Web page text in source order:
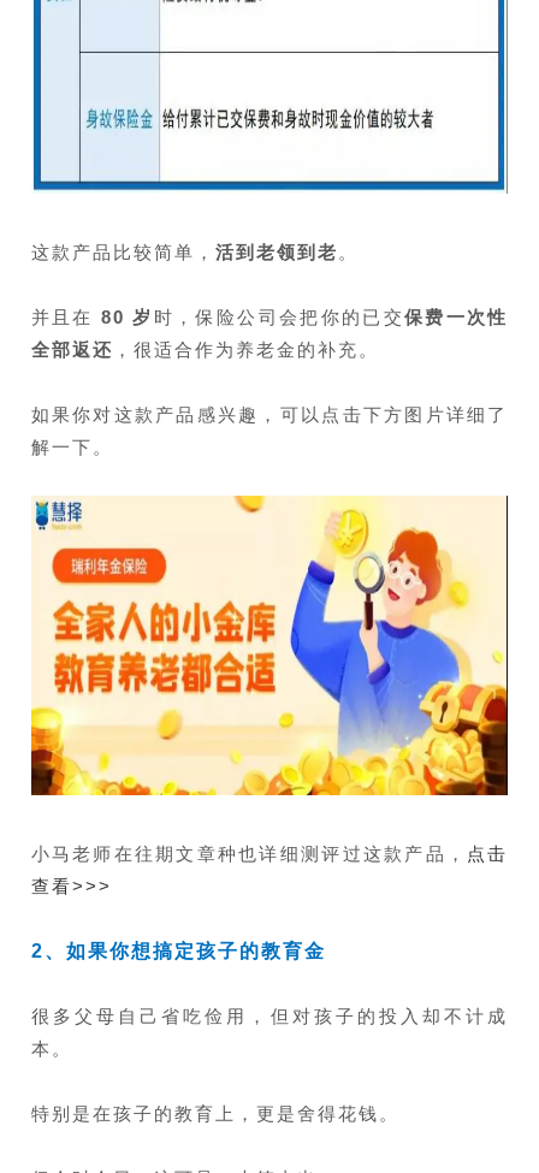
这款产品比较简单， 活到老领到老 。
并且在80 岁 时，保险公司会把你的已交保费一次性
全部返还 ，很适合作为养老金的补充。
如果你对这款产品感兴趣，可以点击下方图片详细了
解一下。
小马老师在往期文章种也详细测评过这款产品， 点击
查看>>>
2、 如果你想搞定孩子的教育金
很多父母自己省吃俭用，但对孩子的投入却不计成
本。
特别是在孩子的教育上，更是舍得花钱。